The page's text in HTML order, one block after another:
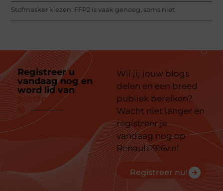
Stofmasker kiezen: FFP2 is vaak genoeg, soms niet
Registreer u
vandaag nog en
word lid van
platform
Wil jij jouw blogs
delen en een breed
publiek bereiken?
Wacht niet langer en
registreer je
vandaag nog op
Renault1916v.nl
Registreer nu!